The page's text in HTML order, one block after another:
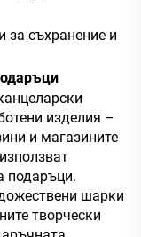
за съхранение и
изделия –
и магазините
подаръци.
шарки
творчески